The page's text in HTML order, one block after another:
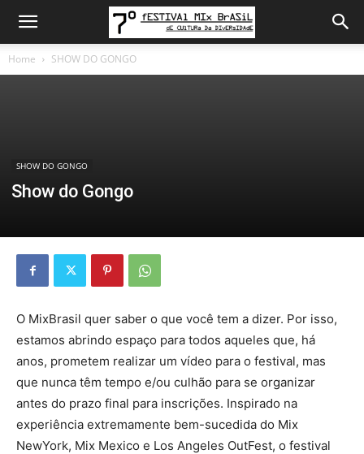
Home SHOW DO GONGO
SHOW DO GONGO
Show do Gongo
O MixBrasil quer saber o que você tem a dizer. Por isso,
estamos abrindo espaço para todos aqueles que, há
anos, prometem realizar um vídeo para o festival, mas
que nunca têm tempo e/ou culhão para se organizar
antes do prazo final para inscrições. Inspirado na
experiência extremamente bem-sucedida do Mix
NewYork, Mix Mexico e Los Angeles OutFest, o festival